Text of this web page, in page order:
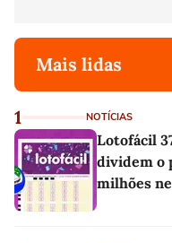
Mais lidas
1 NOTÍCIAS
Lotofácil
dividem o
milhões